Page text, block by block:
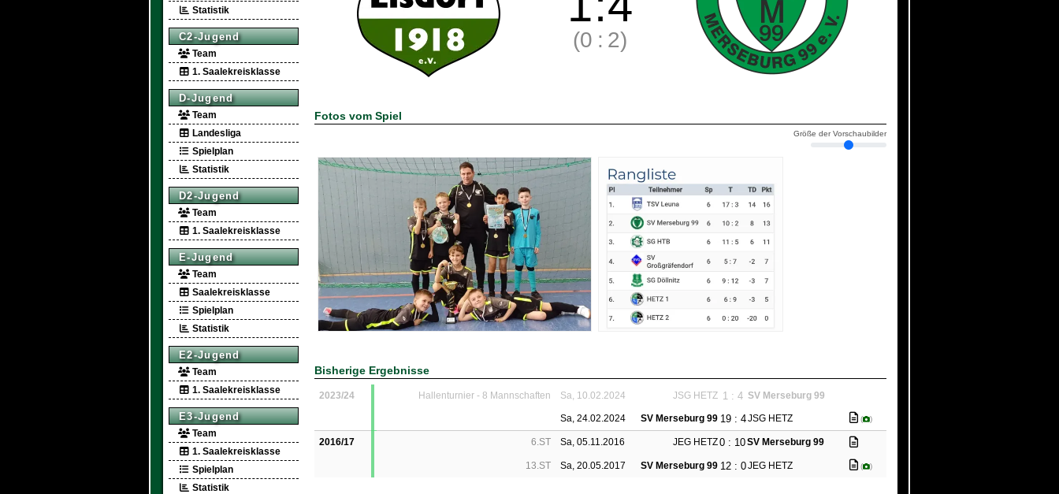
Statistik
C2-Jugend
Team
1. Saalekreisklasse
D-Jugend
Team
Landesliga
Spielplan
Statistik
D2-Jugend
Team
1. Saalekreisklasse
E-Jugend
Team
Saalekreisklasse
Spielplan
Statistik
E2-Jugend
Team
1. Saalekreisklasse
E3-Jugend
Team
1. Saalekreisklasse
Spielplan
Statistik
(0 : 2)
Fotos vom Spiel
Größe der Vorschaubilder
Bisherige Ergebnisse
2023/24 Hallenturnier - 8 Mannschaften Sa, 10.02.2024 JSG HETZ 1 : 4 SV Merseburg 99
Sa, 24.02.2024 SV Merseburg 99 19 : 4JSG HETZ ( )
2016/17 6.ST Sa, 05.11.2016 JEG HETZ0 : 10SV Merseburg 99
13.ST Sa, 20.05.2017 SV Merseburg 99 12 : 0JEG HETZ ( )